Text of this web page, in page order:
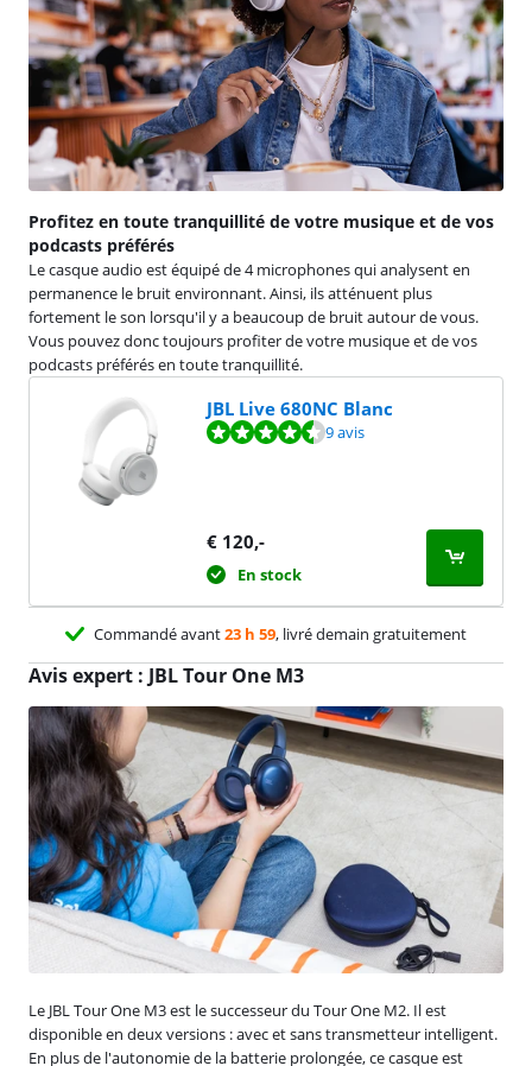
Profitez en toute tranquillité de votre musique et de vos
podcasts préférés
Le casque audio est équipé de 4 microphones qui analysent en
permanence le bruit environnant. Ainsi, ils atténuent plus
fortement le son lorsqu'il y a beaucoup de bruit autour de vous.
Vous pouvez donc toujours profiter de votre musique et de vos
podcasts préférés en toute tranquillité.
JBL Live 680NC Blanc
La note est de 8,7 sur 10, basée sur 9 avis. 9 avis
€ 120,-
En stock
Commandé avant23 h 59, livré demain gratuitement
Avis expert : JBL Tour One M3
Le JBL Tour One M3 est le successeur du Tour One M2. Il est
disponible en deux versions : avec et sans transmetteur intelligent.
En plus de l'autonomie de la batterie prolongée, ce casque est